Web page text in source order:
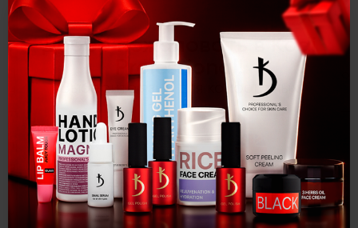
×
Добро пожаловать в Kodi
Professional!
Выберите язык для комфортных
покупок:
Укр Рус Eng
Полигели
Описание
Профессиональная акрилово-гелевая система Easy duo
gel Medium Soft Art №10, 30 г
Профессиональная акрилово-гелевая система Easy duo
gel Medium Soft Art №10, 30 г
Процесс моделирования может приносить удовольствие и
мастеру, и клиенту, а его результат покорить своей